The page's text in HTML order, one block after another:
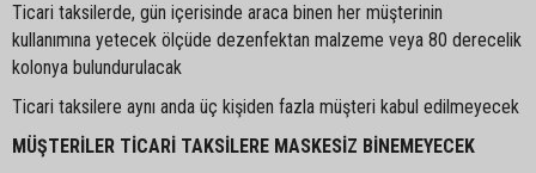
Ticari taksilerde, gün içerisinde araca binen her müşterinin
kullanımına yetecek ölçüde dezenfektan malzeme veya 80 derecelik
kolonya bulundurulacak
Ticari taksilere aynı anda üç kişiden fazla müşteri kabul edilmeyecek
MÜŞTERİLER TİCARİ TAKSİLERE MASKESİZ BİNEMEYECEK